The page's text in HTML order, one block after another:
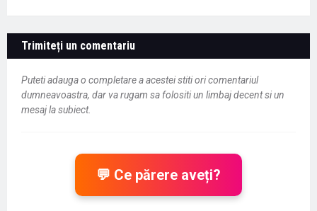
Trimiteți un comentariu
Puteti adauga o completare a acestei stiti ori comentariul
dumneavoastra, dar va rugam sa folositi un limbaj decent si un
mesaj la subiect.
💬 Ce părere aveți?